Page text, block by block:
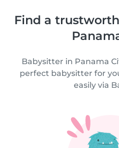
Find a
Babysitter in Panama
perfect babysitter for
easily via